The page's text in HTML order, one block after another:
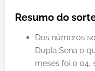
Resumo do
Dos números
Dupla Sena o
meses foi o 04,